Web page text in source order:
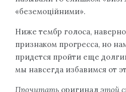
«беземоційними».
Ниже тембр голоса,
признаком прогресса, но
придется пройти еще
мы навсегда избавимся от
Прочитать оригинал этой